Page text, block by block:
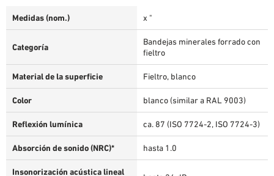
Medidas (nom.) x "
Categoría
Bandejas minerales forrado con
fieltro
Material de la superficie Fieltro, blanco
Color blanco (similar a RAL 9003)
Reflexión lumínica ca. 87 (ISO 7724-2, ISO 7724-3)
Absorción de sonido (NRC)* hasta 1.0
Insonorización acústica lineal